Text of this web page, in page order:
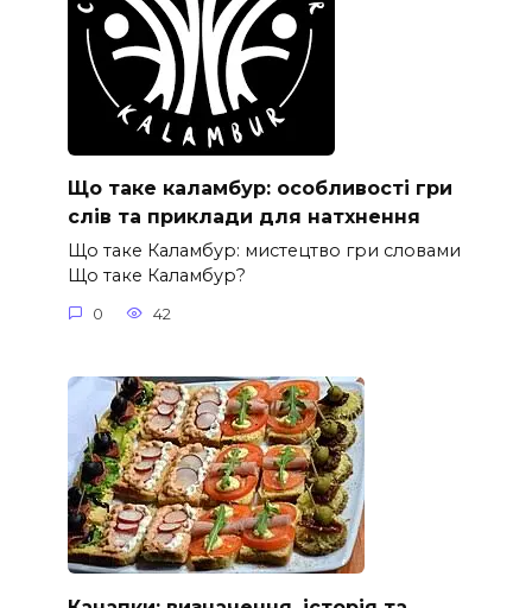
Що таке каламбур: особливості гри
слів та приклади для натхнення
Що таке Каламбур: мистецтво гри словами
Що таке Каламбур?
0 42